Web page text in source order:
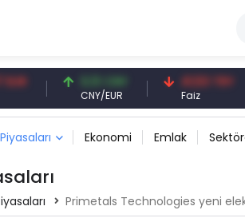
0,13 CNY
CNY/EUR
41,53 TRY
Ekonomi Emlak
Primetals Technologies yeni